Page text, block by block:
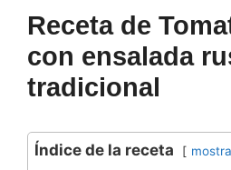
Receta de
con ensalada
tradicional
Índice de la receta